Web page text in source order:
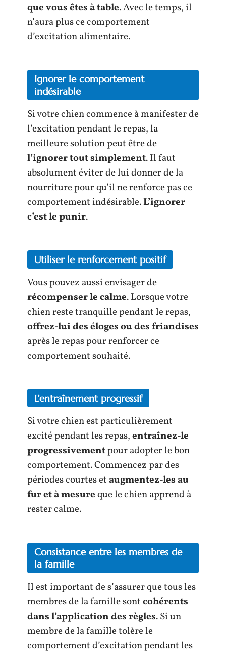
que vous êtes à table. Avec le temps, il
n’aura plus ce comportement
d’excitation alimentaire.
Ignorer le comportement
indésirable
Si votre chien commence à manifester de
l’excitation pendant le repas, la
meilleure solution peut être de
l’ignorer tout simplement. Il faut
absolument éviter de lui donner de la
nourriture pour qu’il ne renforce pas ce
comportement indésirable.L’ignorer
c’est le punir.
Utiliser le renforcement positif
Vous pouvez aussi envisager de
récompenser le calme. Lorsque votre
chien reste tranquille pendant le repas,
offrez-lui des éloges ou des friandises
après le repas pour renforcer ce
comportement souhaité.
L’entraînement progressif
Si votre chien est particulièrement
excité pendant les repas,entraînez-le
progressivementpour adopter le bon
comportement. Commencez par des
périodes courtes etaugmentez-les au
fur et à mesureque le chien apprend à
rester calme.
Consistance entre les membres de
la famille
Il est important de s’assurer que tous les
membres de la famille sontcohérents
dans l’application des règles. Si un
membre de la famille tolère le
comportement d’excitation pendant les